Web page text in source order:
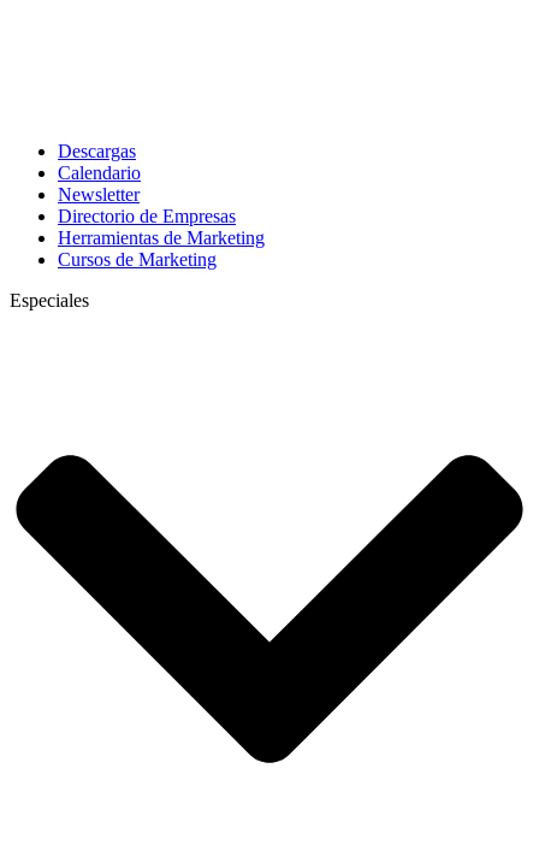
Descargas
Calendario
Newsletter
Directorio de Empresas
Herramientas de Marketing
Cursos de Marketing
Especiales